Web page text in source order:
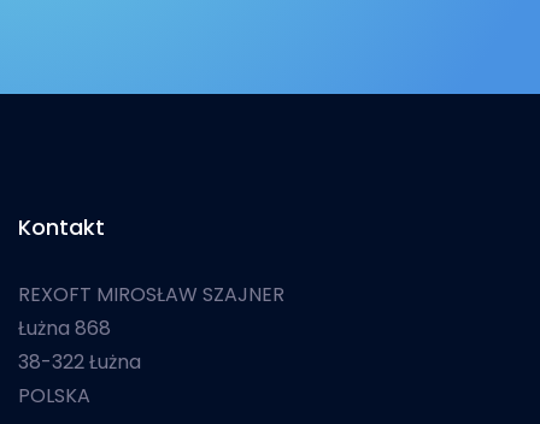
Kontakt
REXOFT MIROSŁAW SZAJNER
Łużna 868
38-322 Łużna
POLSKA